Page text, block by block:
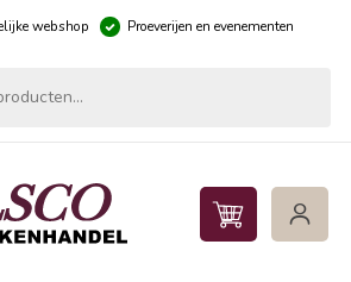
webshop Proeverijen en evenementen